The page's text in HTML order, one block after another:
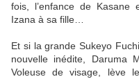
fois, l’enfance de Kasane
Izana à sa fille…
Et si la grande Sukeyo
nouvelle inédite, Daruma
Voleuse de visage, lève